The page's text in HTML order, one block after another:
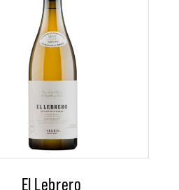
El Lebrero